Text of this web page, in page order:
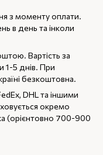
з моменту оплати.
в день та інколи
Вартість за
1-5 днів. При
безкоштовна.
DHL та іншими
окремо
(орієнтовно 700-900